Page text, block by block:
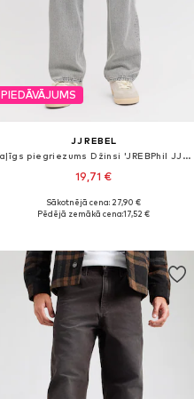
PIEDĀVĀJUMS
JJ REBEL
Vaļīgs piegriezums Džinsi 'JREBPhil JJCraft'
19,71 €
Pieejams daudzos izmēros
Sākotnējā cena: 27,90 €
Pēdējā zemākā cena:17,52 €